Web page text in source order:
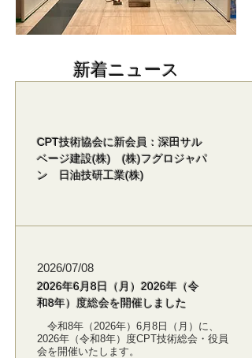
​新着ニュース
CPT技術協会に新会員：深田サル
ベージ建設(株) (株)フグロジャパ
ン 日油技研工業(株)
2026/07/08
2026年6月8日（月）2026年（令
和8年）度総会を開催しました
令和8年（2026年）6月8日（月）に、
2026年（令和8年）度CPT技術総会・役員
会を開催いたします。